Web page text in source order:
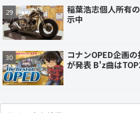
稲葉浩志個人所有
示中
コナンOPED企画
が発表 B'z曲は